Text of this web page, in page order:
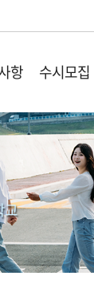
항 수시모집
교